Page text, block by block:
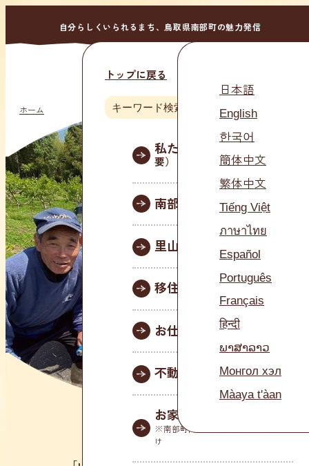
トップに戻る
私たちについて
要）
南部町について
里山暮らしを体験
移住について
お仕事情報
不動産情報
お家の相談窓口
※南部町内に家を所有している方向
け
日本語
English
한국어
簡体中文
繁体中文
Tiếng Việt
ภาษาไทย
Español
Português
Français
हिन्दी
ພາສາລາວ
Монгол хэл
Màaya t'àan
自分らしくいられるまち、鳥取県南部町の魅力発信
ホーム
里山暮らしを
南部町は鳥取県西部に位置し、